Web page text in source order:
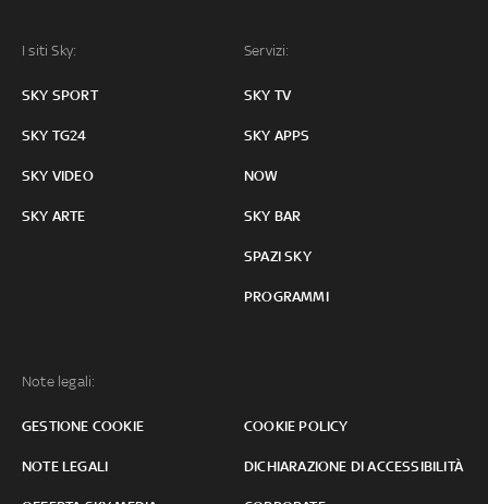
I siti Sky:
SKY SPORT
SKY TG24
SKY VIDEO
SKY ARTE
Servizi:
SKY TV
SKY APPS
NOW
SKY BAR
SPAZI SKY
PROGRAMMI
Note legali:
GESTIONE COOKIE COOKIE POLICY
NOTE LEGALI DICHIARAZIONE DI ACCESSIBILITÀ